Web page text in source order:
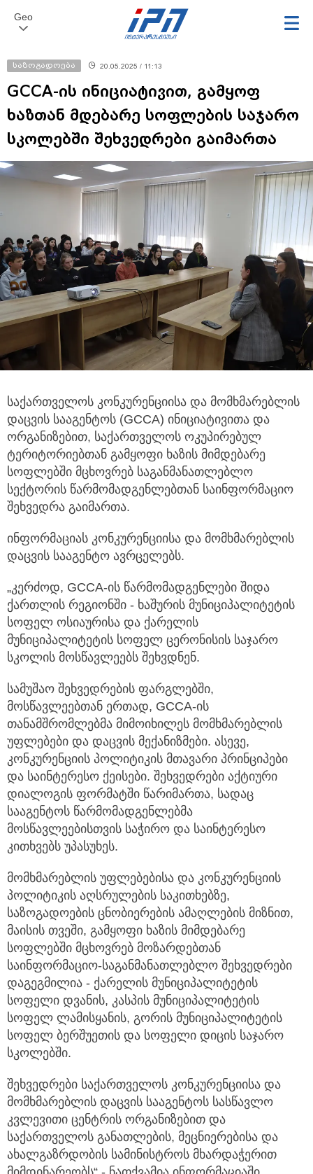
Geo
საზოგადოება 20.05.2025 / 11:13
GCCA-ის ინიციატივით, გამყოფ
ხაზთან მდებარე სოფლების საჯარო
სკოლებში შეხვედრები გაიმართა
საქართველოს კონკურენციისა და მომხმარებლის
დაცვის სააგენტოს (GCCA) ინიციატივითა და
ორგანიზებით, საქართველოს ოკუპირებულ
ტერიტორიებთან გამყოფი ხაზის მიმდებარე
სოფლებში მცხოვრებ საგანმანათლებლო
სექტორის წარმომადგენლებთან საინფორმაციო
შეხვედრა გაიმართა.
ინფორმაციას კონკურენციისა და მომხმარებლის
დაცვის სააგენტო ავრცელებს.
„კერძოდ, GCCA-ის წარმომადგენლები შიდა
ქართლის რეგიონში - ხაშურის მუნიციპალიტეტის
სოფელ ოსიაურისა და ქარელის
მუნიციპალიტეტის სოფელ ცერონისის საჯარო
სკოლის მოსწავლეებს შეხვდნენ.
სამუშაო შეხვედრების ფარგლებში,
მოსწავლეებთან ერთად, GCCA-ის
თანამშრომლებმა მიმოიხილეს მომხმარებლის
უფლებები და დაცვის მექანიზმები. ასევე,
კონკურენციის პოლიტიკის მთავარი პრინციპები
და საინტერესო ქეისები. შეხვედრები აქტიური
დიალოგის ფორმატში წარიმართა, სადაც
სააგენტოს წარმომადგენლებმა
მოსწავლეებისთვის საჭირო და საინტერესო
კითხვებს უპასუხეს.
მომხმარებლის უფლებებისა და კონკურენციის
პოლიტიკის აღსრულების საკითხებზე,
საზოგადოების ცნობიერების ამაღლების მიზნით,
მაისის თვეში, გამყოფი ხაზის მიმდებარე
სოფლებში მცხოვრებ მოზარდებთან
საინფორმაციო-საგანმანათლებლო შეხვედრები
დაგეგმილია - ქარელის მუნიციპალიტეტის
სოფელი დვანის, კასპის მუნიციპალიტეტის
სოფელ ლამისყანის, გორის მუნიციპალიტეტის
სოფელ ბერშუეთის და სოფელი დიცის საჯარო
სკოლებში.
შეხვედრები საქართველოს კონკურენციისა და
მომხმარებლის დაცვის სააგენტოს სასწავლო
კვლევითი ცენტრის ორგანიზებით და
საქართველოს განათლების, მეცნიერებისა და
ახალგაზრდობის სამინისტროს მხარდაჭერით